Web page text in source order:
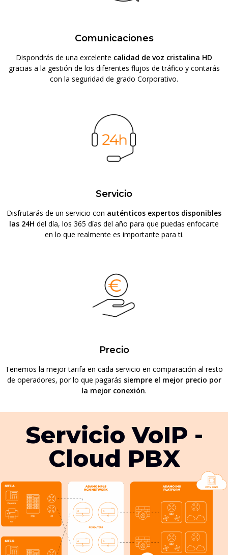
Comunicaciones
Dispondrás de una excelente calidad de voz cristalina HD
gracias a la gestión de los diferentes flujos de tráfico y contarás
con la seguridad de grado Corporativo.
Servicio
Disfrutarás de un servicio con auténticos expertos disponibles
las 24H del día, los 365 días del año para que puedas enfocarte
en lo que realmente es importante para ti.
Precio
Tenemos la mejor tarifa en cada servicio en comparación al resto
de operadores, por lo que pagarás siempre el mejor precio por
la mejor conexión.
Servicio VoIP -
Cloud PBX